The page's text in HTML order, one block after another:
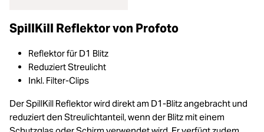
SpillKill Reflektor von Profoto
Reflektor für D1 Blitz
Reduziert Streulicht
Inkl. Filter-Clips
Der SpillKill Reflektor wird direkt am D1-Blitz angebracht und
reduziert den Streulichtanteil, wenn der Blitz mit einem